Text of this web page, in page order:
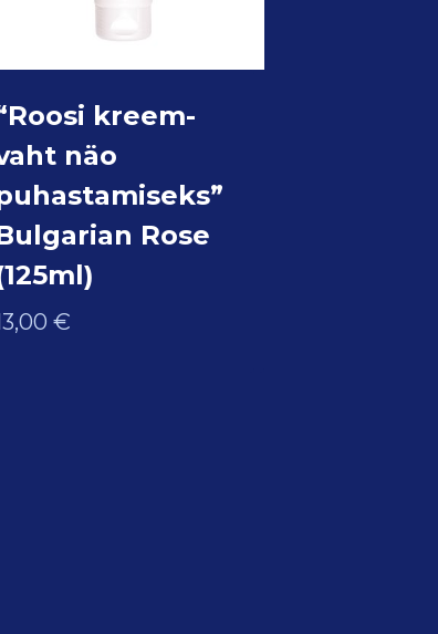
kreem-
näo
Rose
€